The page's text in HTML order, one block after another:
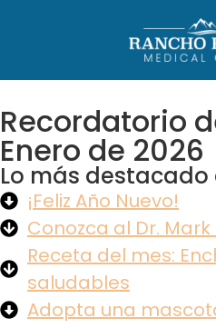
Recordatorio
Enero de 2026
Lo más destacado
¡Feliz Año Nuevo!
Conozca al Dr.
Receta del mes:
saludables
Adopta una